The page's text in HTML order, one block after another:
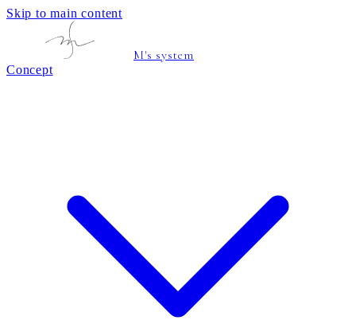
Skip to main content
M's system
Concept